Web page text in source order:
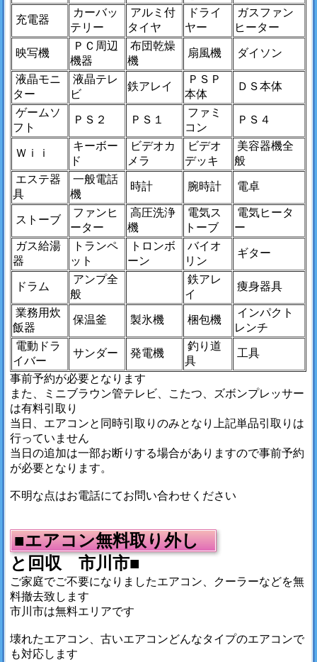
充電器
カーバッ
テリー
アルミ付
タイヤ
ドライ
ヤー
ガスファン
ヒーター
映写機
ＰＣ周辺
機器
布団乾燥
機
扇風機 ダイソン
液晶モニ
ター
液晶テレ
ビ
鉄アレイ
ＰＳＰ
本体
ＤＳ本体
ゲームソ
フト
ＰＳ２ ＰＳ１
ファミ
コン
ＰＳ４
Ｗｉｉ
キーボー
ド
ビデオカ
メラ
ビデオ
デッキ
美容器機全
般
エステ器
具
一般電話
機
時計 腕時計 電卓
ストーブ
ファンヒ
ーター
高圧洗浄
機
電気ス
トーブ
電気ヒータ
ー
ガス給湯
器
トランペ
ット
トロンボ
ーン
バイオ
リン
ギター
ドラム
アンプ全
般
鉄アレ
イ
痩身器具
業務用炊
飯器
保温釜 製氷機 梱包機
インパクト
レンチ
電動ドラ
イバー
サンダー 発電機
釣り道
具
工具
事前予約が必要となります
また、ミニブラウン管テレビ、こたつ、ズボンプレッサー
は有料引取り
当日、エアコンと同時引取りのみとなり上記単品引取りは
行っていません
当日の追加は一部お断りする場合がありますので事前予約
が必要となります。
不明な点はお電話にてお問い合わせください
■エアコン無料取り外し
と回収 市川市■
ご家庭でご不要になりましたエアコン、クーラーなどを無
料撤去致します
市川市は無料エリアです
壊れたエアコン、古いエアコンどんなタイプのエアコンで
も対応します